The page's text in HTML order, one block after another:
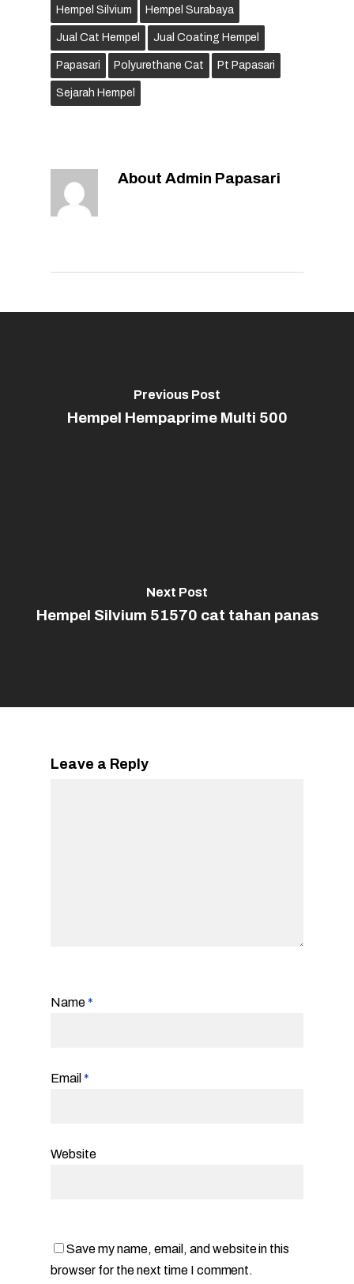
Hempel Silvium Hempel Surabaya
Jual Cat Hempel Jual Coating Hempel
Papasari Polyurethane Cat Pt Papasari
Sejarah Hempel
About Admin Papasari
Previous Post
Hempel Hempaprime Multi 500
Next Post
Hempel Silvium 51570 cat tahan panas
Leave a Reply
Name*
Email *
Website
Save my name, email, and website in this
browser for the next time I comment.